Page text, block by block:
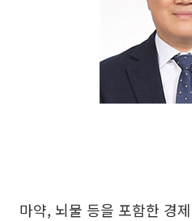
마약, 뇌물 등을 포함한 경